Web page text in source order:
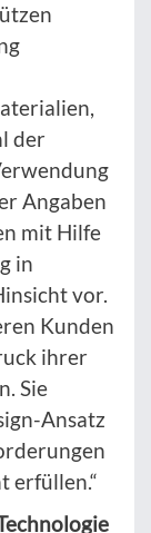
der
Angaben
mit Hilfe
in
vor.
Kunden
ihrer
Sie
Ansatz
erfüllen.“